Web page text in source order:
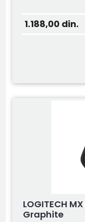
1.188,00 din.
LOGITECH
Graphite